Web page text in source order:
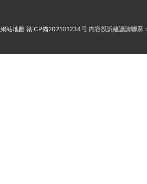
網站地圖 贛ICP備202101234号 内容投訴建議請聯系：